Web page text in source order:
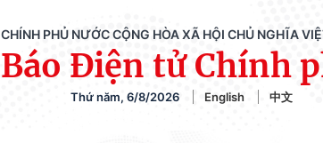
CHÍNH PHỦ NƯỚC CỘNG HÒA XÃ HỘI CHỦ NGHĨA
Báo Điện tử Chính
Thứ năm, 6/8/2026 English 中文